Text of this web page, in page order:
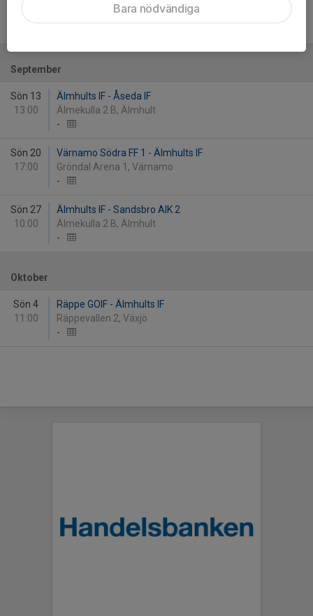
Kvarnavallen 1, Virestad
September
Sön 13
13:00
Älmhults IF - Åseda IF
Älmekulla 2 B, Älmhult
-
Sön 20
17:00
Värnamo Södra FF 1 - Älmhults IF
Gröndal Arena 1, Värnamo
-
Sön 27
10:00
Älmhults IF - Sandsbro AIK 2
Älmekulla 2 B, Älmhult
-
Oktober
Sön 4
11:00
Räppe GOIF - Älmhults IF
Räppevallen 2, Växjö
-
Bara nödvändiga